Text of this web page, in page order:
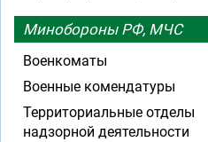
Минобороны РФ, МЧС
Военкоматы
Военные комендатуры
Территориальные отделы
надзорной деятельности